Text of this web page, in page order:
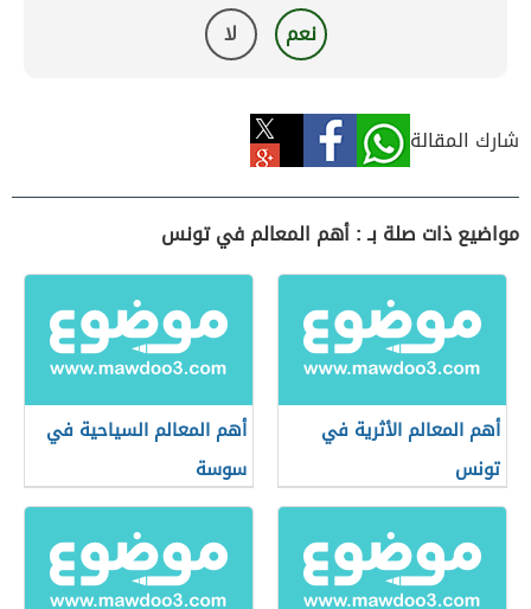
نعم لا
شارك المقالة
مواضيع ذات صلة بـ : أهم المعالم في تونس
أهم المعالم الأثرية في
تونس
أهم المعالم السياحية في
سوسة